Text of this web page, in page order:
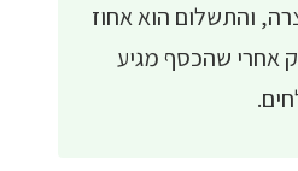
והתשלום הוא אחוז
אחרי שהכסף מגיע